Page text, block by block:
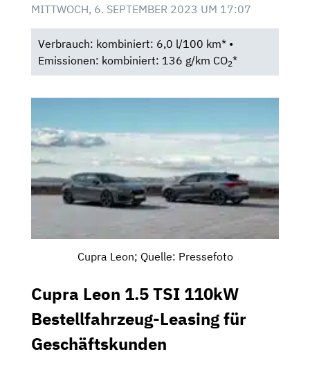
MITTWOCH, 6. SEPTEMBER 2023 UM 17:07
Verbrauch: kombiniert: 6,0 l/100 km* •
Emissionen: kombiniert: 136 g/km CO2*
Cupra Leon; Quelle: Pressefoto
Cupra Leon 1.5 TSI 110kW
Bestellfahrzeug-Leasing für
Geschäftskunden